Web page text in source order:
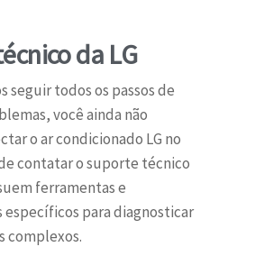
da LG
seguir todos os passos de
você ainda não
o ar condicionado LG no
contatar o suporte técnico
ferramentas e
para diagnosticar
complexos.